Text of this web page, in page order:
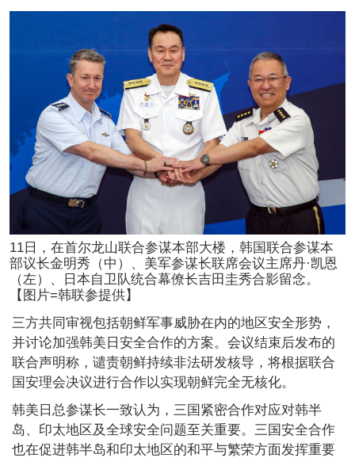
11日，在首尔龙山联合参谋本部大楼，韩国联合参谋本
部议长金明秀（中）、美军参谋长联席会议主席丹·凯恩
（左）、日本自卫队统合幕僚长吉田圭秀合影留念。
【图片=韩联参提供】
三方共同审视包括朝鲜军事威胁在内的地区安全形势，
并讨论加强韩美日安全合作的方案。会议结束后发布的
联合声明称，谴责朝鲜持续非法研发核导，将根据联合
国安理会决议进行合作以实现朝鲜完全无核化。
韩美日总参谋长一致认为，三国紧密合作对应对韩半
岛、印太地区及全球安全问题至关重要。三国安全合作
也在促进韩半岛和印太地区的和平与繁荣方面发挥重要